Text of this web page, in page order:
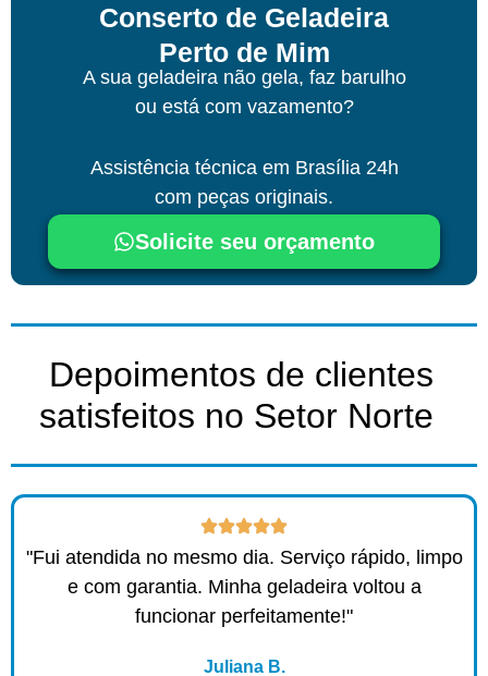
Conserto de Geladeira
Perto de Mim
A sua geladeira não gela, faz barulho
ou está com vazamento?
Assistência técnica em Brasília24h
com peças originais.
Solicite seu orçamento
Depoimentos de clientes
satisfeitos no Setor Norte ​
"Fui atendida no mesmo dia. Serviço rápido, limpo
e com garantia. Minha geladeira voltou a
funcionar perfeitamente!"
Juliana B.